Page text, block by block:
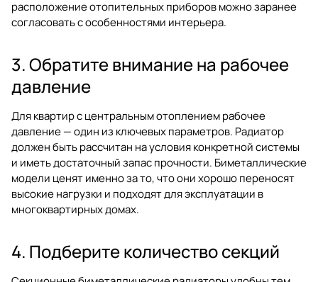
расположение отопительных приборов можно заранее
согласовать с особенностями интерьера.
3. Обратите внимание на рабочее
давление
Для квартир с центральным отоплением рабочее
давление — один из ключевых параметров. Радиатор
должен быть рассчитан на условия конкретной системы
и иметь достаточный запас прочности. Биметаллические
модели ценят именно за то, что они хорошо переносят
высокие нагрузки и подходят для эксплуатации в
многоквартирных домах.
4. Подберите количество секций